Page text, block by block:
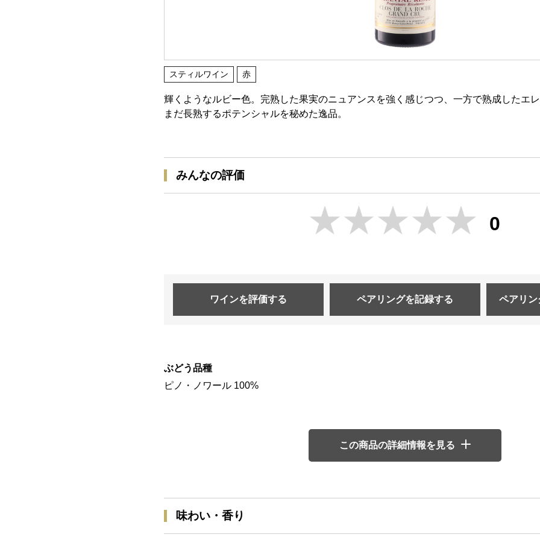
スティルワイン 赤
輝くようなルビー色。完熟した果実のニュアンスを強く感じつつ、一方で熟成したエ
まだ長熟するポテンシャルを秘めた逸品。
みんなの評価
0
ワインを評価する ペアリングを記録する ペアリン
ぶどう品種
ピノ・ノワール 100%
この商品の詳細情報を見る
味わい・香り